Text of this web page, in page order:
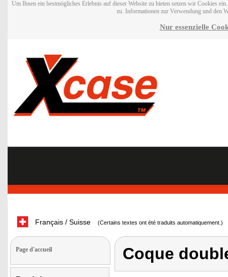
Um Ihnen ein bestmögliches Erlebnis auf dieser Website zu bieten setzen wir Cookies
zu. Informationen zur Verwendung und den
Nur essenzielle
Français / Suisse (Certains textes ont été traduits automatiquement.)
Page d'accueil Coque